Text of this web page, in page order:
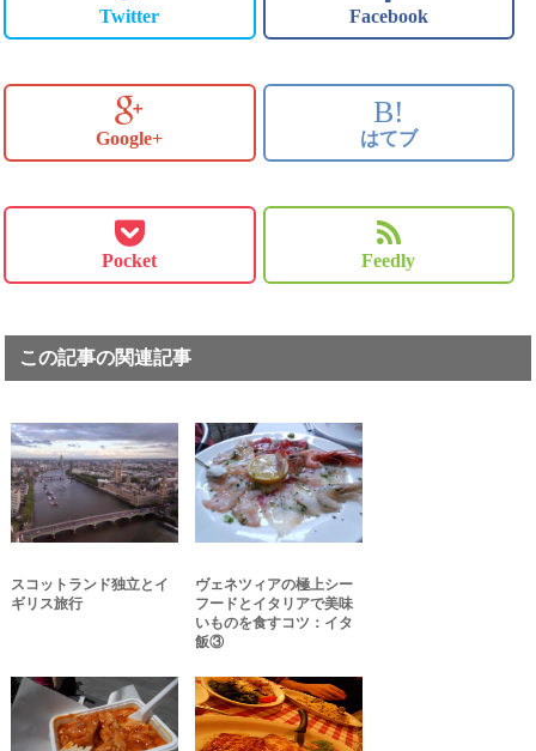
Twitter Facebook
Google+
B!
はてブ
Pocket Feedly
この記事の関連記事
スコットランド独立とイ
ギリス旅行
ヴェネツィアの極上シー
フードとイタリアで美味
いものを食すコツ：イタ
飯③